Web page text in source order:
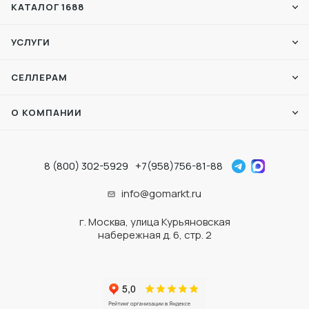
КАТАЛОГ 1688
УСЛУГИ
СЕЛЛЕРАМ
О КОМПАНИИ
8 (800) 302-5929 +7(958)756-81-88
info@gomarkt.ru
г. Москва, улица Курьяновская
набережная д. 6, стр. 2